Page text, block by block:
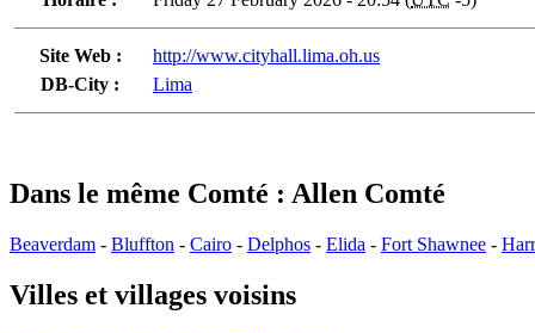
Site Web :
http://www.cityhall.lima.oh.us
DB-City :
Lima
Dans le même Comté : Allen Comté
Beaverdam - Bluffton - Cairo - Delphos - Elida - Fort Shawnee -
Villes et villages voisins